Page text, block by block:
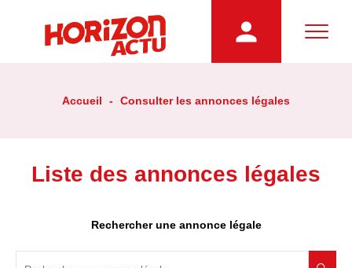
Accueil - Consulter les annonces légales
Liste des annonces légales
Rechercher une annonce légale